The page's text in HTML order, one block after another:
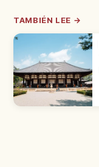
TAMBIÉN LEE →